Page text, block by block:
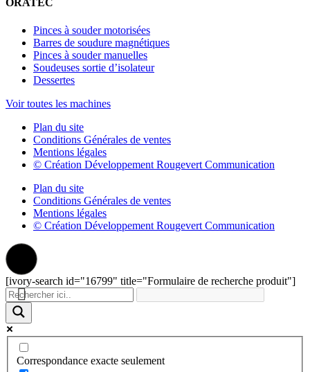
ORATEC
Pinces à souder motorisées
Barres de soudure magnétiques
Pinces à souder manuelles
Soudeuses sortie d’isolateur
Dessertes
Voir toutes les machines
Plan du site
Conditions Générales de ventes
Mentions légales
© Création Développement Rougevert Communication
Plan du site
Conditions Générales de ventes
Mentions légales
© Création Développement Rougevert Communication
[ivory-search id="16799" title="Formulaire de recherche produit"]
Correspondance exacte seulement